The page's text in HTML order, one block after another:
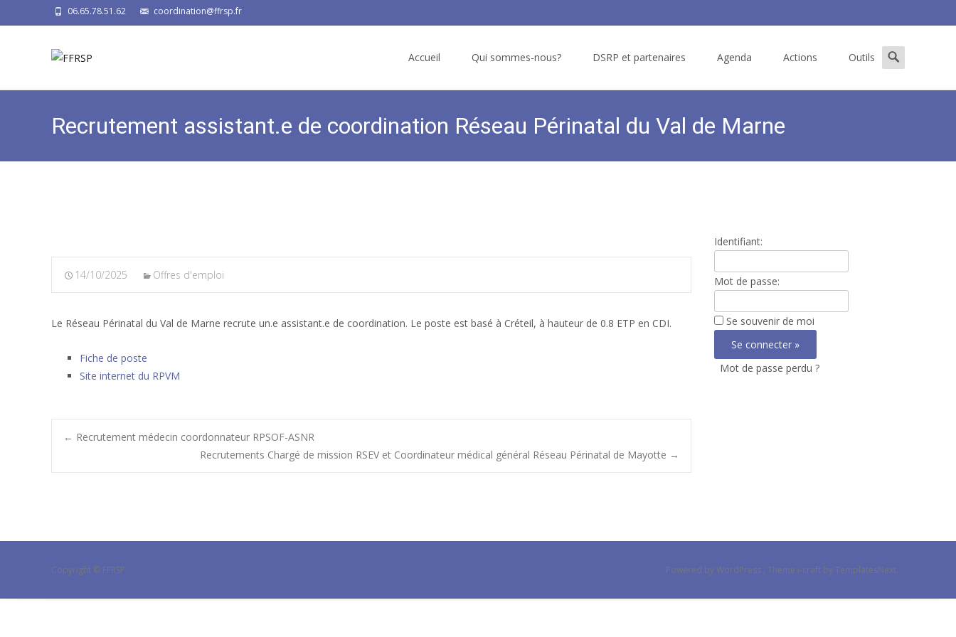
06.65.78.51.62 coordination@ffrsp.fr
Accueil Qui sommes-nous? DSRP et partenaires Agenda Actions Outils
Search
for:
Recrutement assistant.e de coordination Réseau Périnatal du Val de Marne
14/10/2025 Offres d'emploi
Le Réseau Périnatal du Val de Marne recrute un.e assistant.e de coordination. Le poste est basé à Créteil, à hauteur de 0.8 ETP en CDI.
Fiche de poste
Site internet du RPVM
Post
← Recrutement médecin coordonnateur RPSOF-ASNR
Recrutements Chargé de mission RSEV et Coordinateur médical général Réseau Périnatal de Mayotte →
Identifiant:
Mot de passe:
Se souvenir de moi
Mot de passe perdu ?
Copyright © FFRSP Powered by WordPress , Theme i-craft by TemplatesNext.